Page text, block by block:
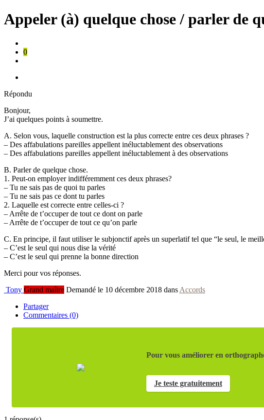
Appeler (à) quelque chose / parler de
0
Répondu
Bonjour,
J’ai quelques points à soumettre.
A. Selon vous, laquelle construction est la plus correcte entre ces deux phrases ?
– Des affabulations pareilles appellent inéluctablement des observations
– Des affabulations pareilles appellent inéluctablement à des observations
B. Parler de quelque chose.
1. Peut-on employer indifféremment ces deux phrases?
– Tu ne sais pas de quoi tu parles
– Tu ne sais pas ce dont tu parles
2. Laquelle est correcte entre celles-ci ?
– Arrête de t’occuper de tout ce dont on parle
– Arrête de t’occuper de tout ce qu’on parle
C. En principe, il faut utiliser le subjonctif après un superlatif tel que “le seul, le
– C’est le seul qui nous dise la vérité
– C’est le seul qui prenne la bonne direction
Merci pour vos réponses.
Tony Grand maître Demandé le 10 décembre 2018 dans Accords
Partager
Commentaires (0)
Pour vous améliorer en
Je teste gratuitement